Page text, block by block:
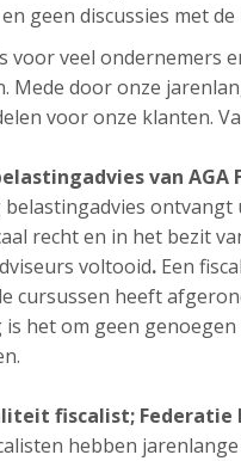
geen discussies met
voor veel ondernemers
Mede door onze
voor onze klanten.
van AGA
ontvangt
recht en in het bezit
voltooid. Een
cursussen heeft
het om geen
fiscalist; Federatie
hebben